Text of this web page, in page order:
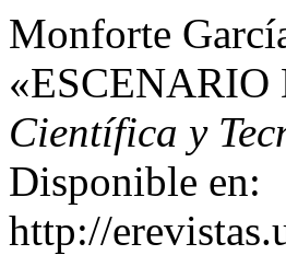
Monforte
Científica y
Disponible en:
http://